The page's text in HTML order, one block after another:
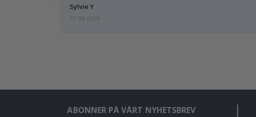
skulle de…
Sylvie Y
07.08.2026
ABONNER PÅ VÅRT NYHETSBREV